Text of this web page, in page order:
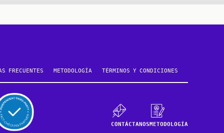
FRECUENTES METODOLOGÍA TÉRMINOS Y CONDICIONES
CONTÁCTANOSMETODOLOGÍA